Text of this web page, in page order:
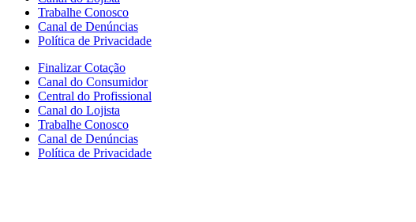
Trabalhe Conosco
Canal de Denúncias
Política de Privacidade
Finalizar Cotação
Canal do Consumidor
Central do Profissional
Canal do Lojista
Trabalhe Conosco
Canal de Denúncias
Política de Privacidade